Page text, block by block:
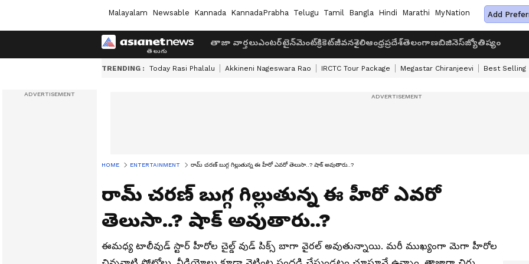
Malayalam Newsable Kannada KannadaPrabha Telugu Tamil Bangla Hindi Marathi MyNation Add
తాజా వార్తలుఎంటర్‌టైన్‌మెంట్క్రికెట్జీవనశైలిఆంధ్రప్రదేశ్తెలంగాణబిజినెస్జ్యోతిష్యం
TRENDING : Today Rasi Phalalu Akkineni Nageswara Rao IRCTC Tour Package Megastar Chiranjeevi Best Selling
HOME ENTERTAINMENT రామ్ చరణ్ బుగ్గ గిల్లుతున్న ఈ హీరో ఎవరో తెలుసా..? షాక్ అవుతారు..?
రామ్ చరణ్ బుగ్గ గిల్లుతున్న ఈ హీరో ఎవరో
తెలుసా..? షాక్ అవుతారు..?
ఈమధ్య టాలీవుడ్ స్టార్ హీరోల చైల్డ్ వుడ్ పిక్స్ బాగా వైరల్ అవుతున్నాయి. మరీ ముఖ్యంగా మెగా హీరోల